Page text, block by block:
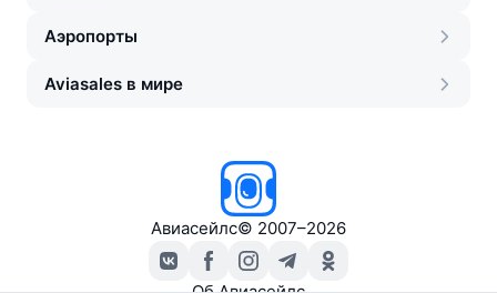
Аэропорты
Aviasales в мире
Авиасейлс© 2007–2026